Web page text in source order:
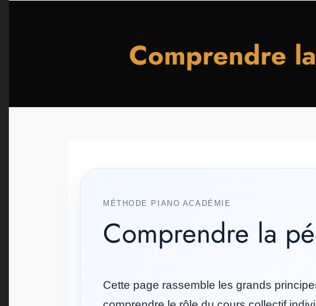
Comprendre
MÉTHODE PIANO ACADÉMIE
Comprendre la
Cette page rassemble les grands